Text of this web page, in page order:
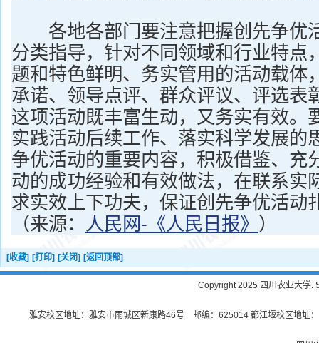
各地各部门要注意把握创先争优
分类指导，针对不同领域和行业特点
题和特色鲜明、务实管用的活动载体
承诺、领导点评、群众评议、评选表
这项活动既丰富生动，又务实有效。
实践活动后续工作、落实科学发展的
争优活动的重要内容，积极借鉴、充
动的成功经验和有效做法，在联系实
求实效上下功夫，保证创先争优活动
（来源： 人民网-《人民日报》 ）
[收藏] [打印] [关闭] [返回顶部]
Copyright 2025 四川农业大学.
雅安校区地址：雅安市雨城区新康路46号 邮编：625014 都江堰校区地址